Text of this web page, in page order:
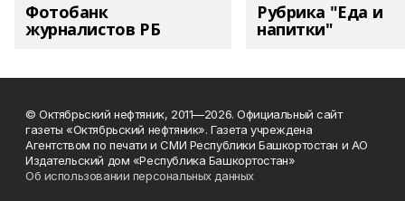
Фотобанк
журналистов РБ
Рубрика "Еда и
напитки"
© Октябрьский нефтяник, 2011—2026. Официальный сайт
газеты «Октябрьский нефтяник». Газета учреждена
Агентством по печати и СМИ Республики Башкортостан и АО
Издательский дом «Республика Башкортостан»
Об использовании персональных данных